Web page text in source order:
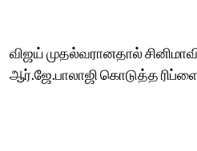
விஜய் முதல்வரானதால்
ஆர்.ஜே.பாலாஜி கொடுத்த